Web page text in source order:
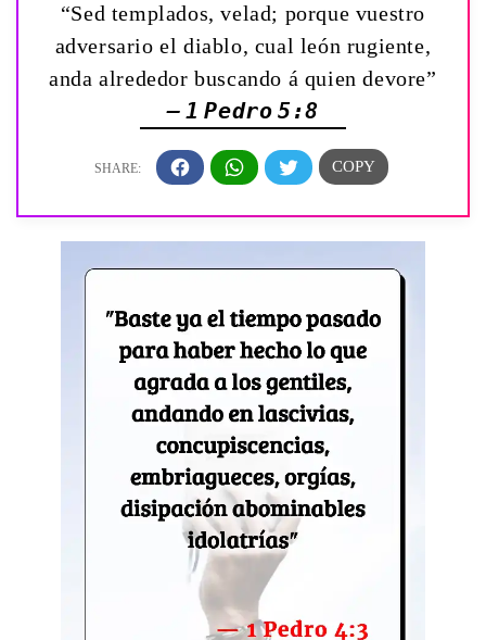
“Sed templados, velad; porque vuestro
adversario el diablo, cual león rugiente,
anda alrededor buscando á quien devore”
— 1 Pedro 5:8